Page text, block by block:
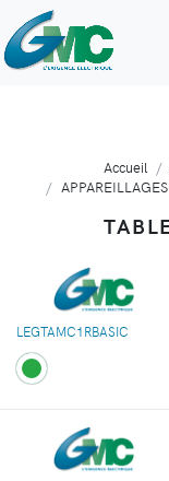
Accueil
LEGTAMC1RBASIC